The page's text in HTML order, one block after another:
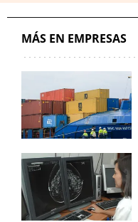
MÁS EN EMPRESAS